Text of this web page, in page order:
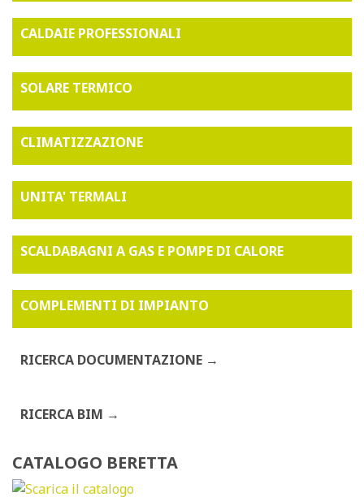
CALDAIE PROFESSIONALI
SOLARE TERMICO
CLIMATIZZAZIONE
UNITA' TERMALI
SCALDABAGNI A GAS E POMPE DI CALORE
COMPLEMENTI DI IMPIANTO
RICERCA DOCUMENTAZIONE
RICERCA BIM
CATALOGO BERETTA